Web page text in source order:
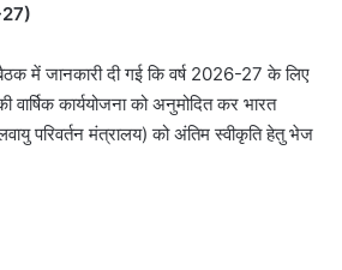
27)
में जानकारी दी गई कि वर्ष 2026-27 के लिए
कार्ययोजना को अनुमोदित कर भारत
परिवर्तन मंत्रालय) को अंतिम स्वीकृति हेतु भेज